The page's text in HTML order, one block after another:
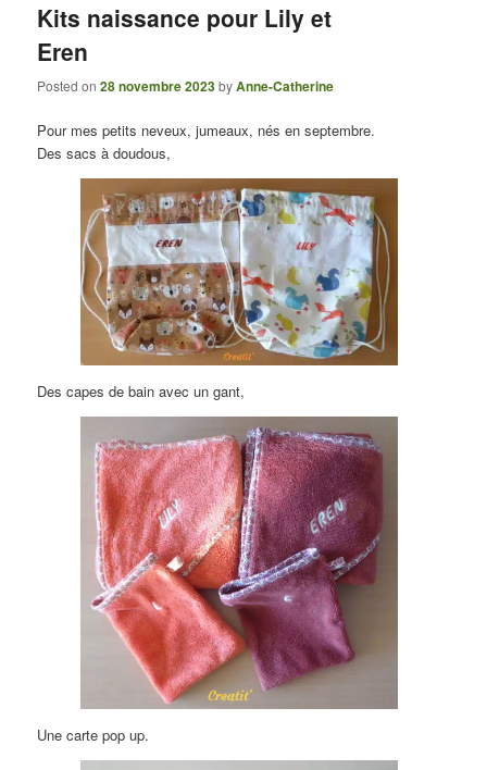
Kits naissance pour Lily et
Eren
Posted on28 novembre 2023byAnne-Catherine
Pour mes petits neveux, jumeaux, nés en septembre.
Des sacs à doudous,
Des capes de bain avec un gant,
Une carte pop up.